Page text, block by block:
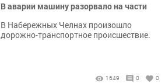
В аварии машину разорвало на части
В Набережных Челнах произошло
дорожно-транспортное происшествие.
1649 0 0